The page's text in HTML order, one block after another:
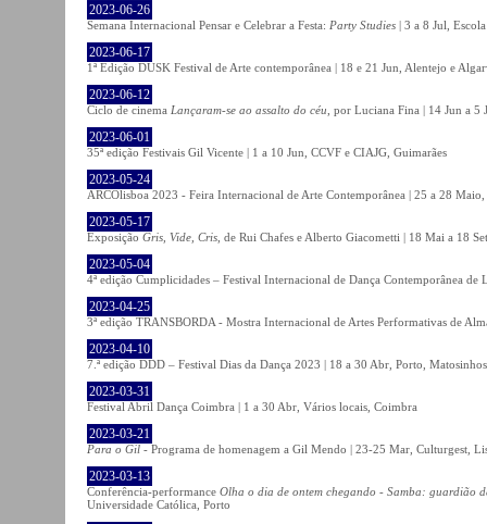
2023-06-26
Semana Internacional Pensar e Celebrar a Festa: Party Studies | 3 a 8 Jul,
2023-06-17
1ª Edição DUSK Festival de Arte contemporânea | 18 e 21 Jun, Alentejo e
2023-06-12
Ciclo de cinema Lançaram-se ao assalto do céu , por Luciana Fina | 14 Jun a 5
2023-06-01
35ª edição Festivais Gil Vicente | 1 a 10 Jun, CCVF e CIAJG, Guimarães
2023-05-24
ARCOlisboa 2023 - Feira Internacional de Arte Contemporânea | 25 a 28
2023-05-17
Exposição Gris, Vide, Cris , de Rui Chafes e Alberto Giacometti | 18 Mai a 18
2023-05-04
4ª edição Cumplicidades – Festival Internacional de Dança Contemporânea
2023-04-25
3ª edição TRANSBORDA - Mostra Internacional de Artes Performativas de
2023-04-10
7.ª edição DDD – Festival Dias da Dança 2023 | 18 a 30 Abr, Porto,
2023-03-31
Festival Abril Dança Coimbra | 1 a 30 Abr, Vários locais, Coimbra
2023-03-21
Para o Gil - Programa de homenagem a Gil Mendo | 23-25 Mar, Culturgest,
2023-03-13
Conferência-performance Olha o dia de ontem chegando - Samba: guardião
Universidade Católica, Porto